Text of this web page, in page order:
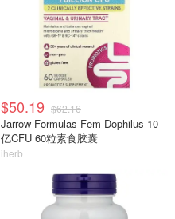
$50.19 $62.16
Jarrow Formulas Fem Dophilus 10
亿CFU 60粒素食胶囊
iherb